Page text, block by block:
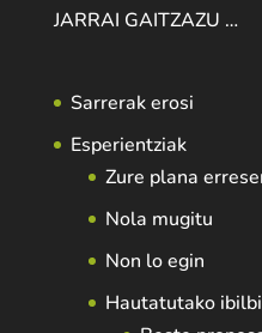
JARRAI GAITZAZU …
Sarrerak erosi
Esperientziak
Zure plana
Nola mugitu
Non lo egin
Hautatutako